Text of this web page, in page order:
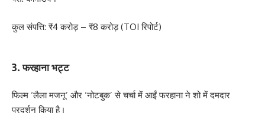
कुल संपत्ति: ₹4 करोड़ – ₹8 करोड़ (TOI रिपोर्ट)
3. फरहाना भट्‍ट
फिल्म ‘लैला मजनू’ और ‘नोटबुक’ से चर्चा में आईं फरहाना ने शो में दमदार
प्रदर्शन किया है।